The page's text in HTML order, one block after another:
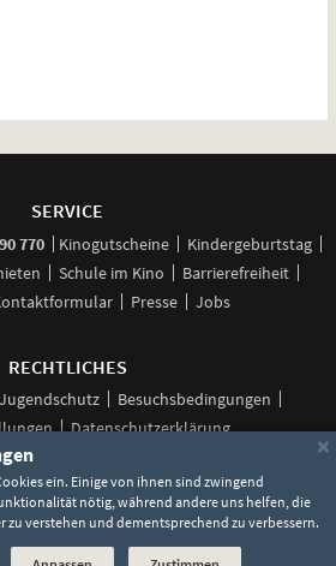
SERVICE
770anrufen
Kinogutscheine
Kindergeburtstag
Schule im Kino
Barrierefreiheit
Presse Jobs
RECHTLICHES
Besuchsbedingungen
Datenschutzerklärung
Unsere
bei
UnsereUnser
bei
Unser
bei
×
ein. Einige von ihnen sind zwingend
nötig, während andere uns helfen, die
zu verstehen und dementsprechend zu verbessern.